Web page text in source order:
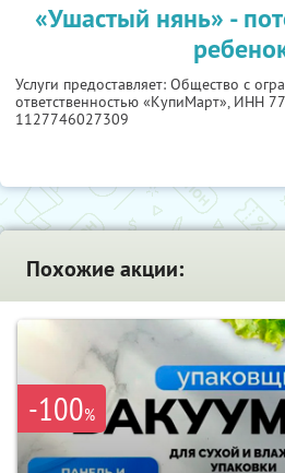
«Ушастый нянь» -
Услуги предоставляет: Общество с
ответственностью «КупиМарт», ИНН
1127746027309
Похожие акции:
-100%